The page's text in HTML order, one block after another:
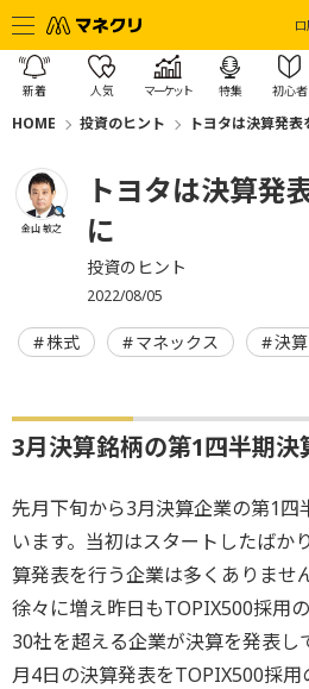
新着 人気 マーケット 特集 初心者
HOME 投資のヒント トヨタは決算発
金山 敏之
トヨタは決算発
に
投資のヒント
2022/08/05
株式 マネックス 決算
3月決算銘柄の第1四半期決
先月下旬から3月決算企業の第1四
います。当初はスタートしたばか
算発表を行う企業は多くありませ
徐々に増え昨日もTOPIX500採用
30社を超える企業が決算を発表し
月4日の決算発表をTOPIX500採